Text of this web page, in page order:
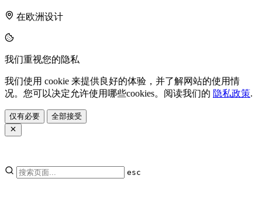
在欧洲设计
我们重视您的隐私
我们使用 cookie 来提供良好的体验，并了解网站的使用情
况。您可以决定允许使用哪些cookies。阅读我们的 隐私政策.
仅有必要 全部接受
esc